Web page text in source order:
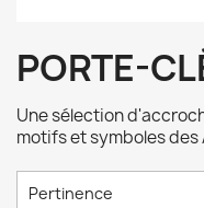
PORTE-
Une sélection
motifs et symboles des
Pertinence